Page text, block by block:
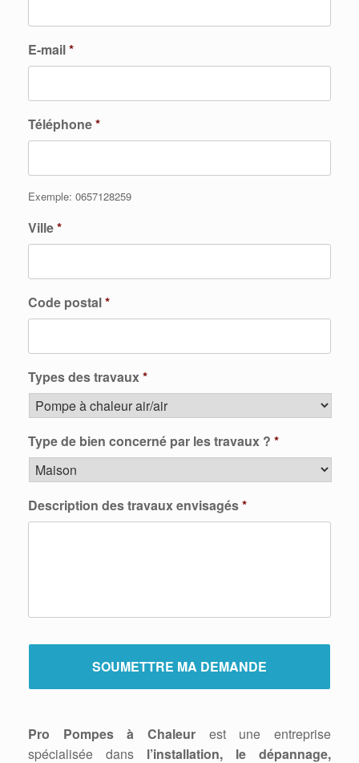
E-mail*
Téléphone*
Exemple: 0657128259
Ville*
Code postal*
Types des travaux*
Type de bien concerné par les travaux ? *
Description des travaux envisagés*
Pro Pompes à Chaleur est une entreprise
spécialisée dans l’installation, le dépannage,